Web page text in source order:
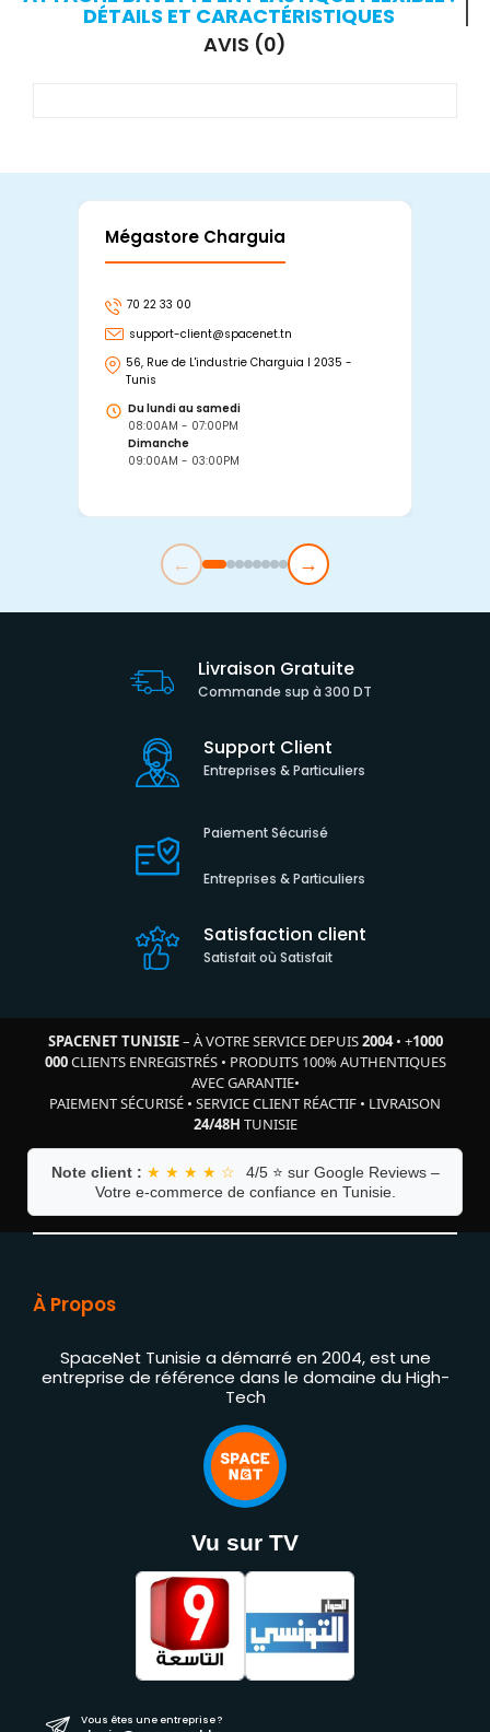
DÉTAILS ET CARACTÉRISTIQUES
AVIS (0)
Mégastore Charguia
70 22 33 00
support-client@spacenet.tn
56, Rue de L'industrie Charguia I 2035 -
Tunis
Du lundi au samedi
08:00AM - 07:00PM
Dimanche
09:00AM - 03:00PM
← →
Livraison Gratuite
Commande sup à 300 DT
Support Client
Entreprises & Particuliers
Paiement Sécurisé
Entreprises & Particuliers
Satisfaction client
Satisfait où Satisfait
SPACENET TUNISIE– À VOTRE SERVICE DEPUIS2004• +1000
000CLIENTS ENREGISTRÉS• PRODUITS 100% AUTHENTIQUES
AVEC GARANTIE•
PAIEMENT SÉCURISÉ • SERVICE CLIENT RÉACTIF • LIVRAISON
24/48H TUNISIE
Note client : ★ ★ ★ ★ ☆
4/5 ⭐ sur Google Reviews –
Votre e-commerce de confiance en Tunisie.
À Propos
SpaceNet Tunisie a démarré en 2004, est une
entreprise de référence dans le domaine du High-
Tech
Vu sur TV
Vous êtes une entreprise ?